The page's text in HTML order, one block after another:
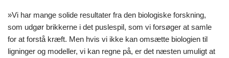
»Vi har mange solide resultater fra den biologiske forskning,
som udgør brikkerne i det puslespil, som vi forsøger at samle
for at forstå kræft. Men hvis vi ikke kan omsætte biologien til
ligninger og modeller, vi kan regne på, er det næsten umuligt at